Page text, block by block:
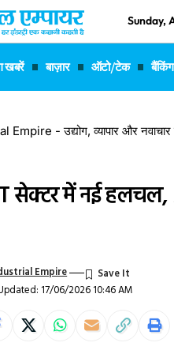
Sunday,
खबरें बाज़ार ऑटो/टेक बैंकिंग
Empire - उद्योग, व्यापार और
सेक्टर में नई हलचल,
17/06/2026 10:46 AM
Empire